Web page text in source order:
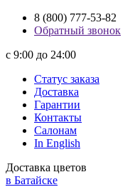
8 (800) 777-53-82
Обратный звонок
с 9:00 до 24:00
Статус заказа
Доставка
Гарантии
Контакты
Салонам
In English
Доставка цветов
в Батайске